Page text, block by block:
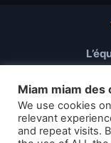
Miam miam des
We use cookies
relevant
and repeat visits.